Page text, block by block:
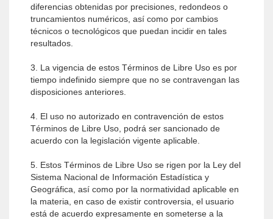
diferencias obtenidas por precisiones, redondeos o
truncamientos numéricos, así como por cambios
técnicos o tecnológicos que puedan incidir en tales
resultados.
3. La vigencia de estos Términos de Libre Uso es por
tiempo indefinido siempre que no se contravengan las
disposiciones anteriores.
4. El uso no autorizado en contravención de estos
Términos de Libre Uso, podrá ser sancionado de
acuerdo con la legislación vigente aplicable.
5. Estos Términos de Libre Uso se rigen por la Ley del
Sistema Nacional de Información Estadística y
Geográfica, así como por la normatividad aplicable en
la materia, en caso de existir controversia, el usuario
está de acuerdo expresamente en someterse a la